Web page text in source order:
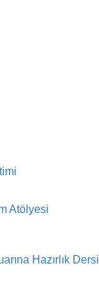
Atölyesi
Hazırlık Dersi